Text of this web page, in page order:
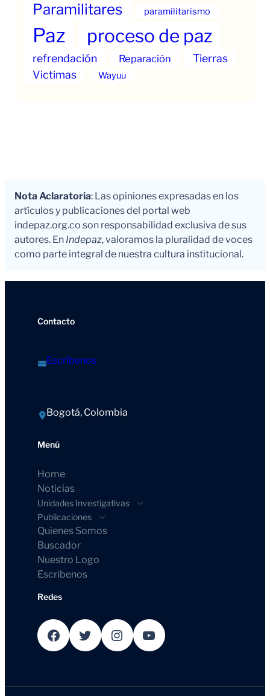
Paramilitares paramilitarismo
Paz proceso de paz
refrendación Reparación
Tierras
Victimas
Wayuu
Nota Aclaratoria: Las opiniones expresadas en los
artículos y publicaciones del portal web
indepaz.org.co son responsabilidad exclusiva de sus
autores. En Indepaz, valoramos la pluralidad de voces
como parte integral de nuestra cultura institucional.
Contacto
Escríbenos
Bogotá, Colombia
Menú
Home
Noticias
Unidades Investigativas
Publicaciones
Quienes Somos
Buscador
Nuestro Logo
Escribenos
Redes
Facebook Twitter Instagram YouTube